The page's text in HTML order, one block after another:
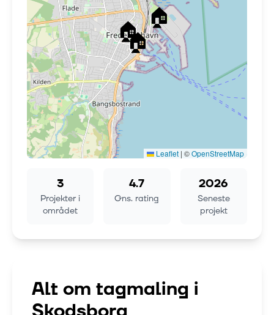
🏠
🏠 🏠
Leaflet | ©OpenStreetMap
3
Projekter i
området
4.7
Gns. rating
2026
Seneste
projekt
Alt om tagmaling i